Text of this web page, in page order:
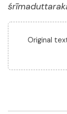
Original